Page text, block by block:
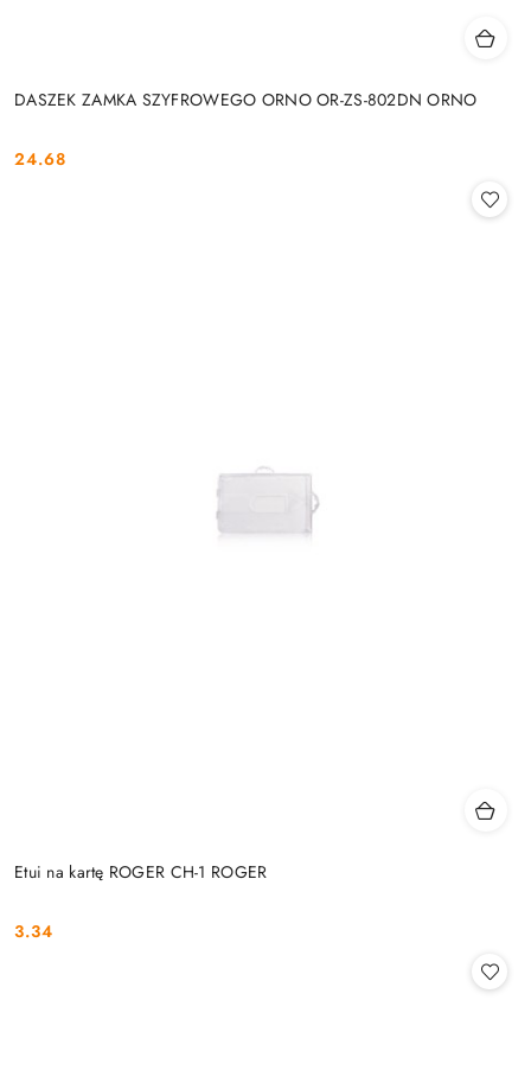
DASZEK ZAMKA SZYFROWEGO ORNO OR-ZS-802DN ORNO
Cena:
24.68
Etui na kartę ROGER CH-1 ROGER
Cena:
3.34